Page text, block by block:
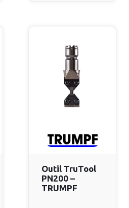
Outil TruTool
PN200 –
TRUMPF